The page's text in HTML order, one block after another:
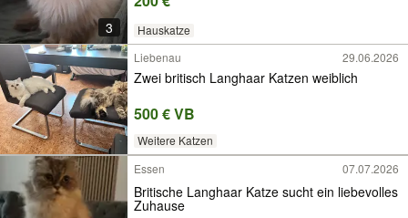
3
Hauskatze
Liebenau
29.06.2026
Zwei britisch Langhaar Katzen weiblich
500 € VB
Weitere Katzen
Essen 07.07.2026
Britische Langhaar Katze sucht ein liebevolles
Zuhause